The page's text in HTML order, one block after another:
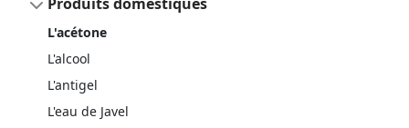
L'acétone
L'alcool
L'antigel
L'eau de Javel